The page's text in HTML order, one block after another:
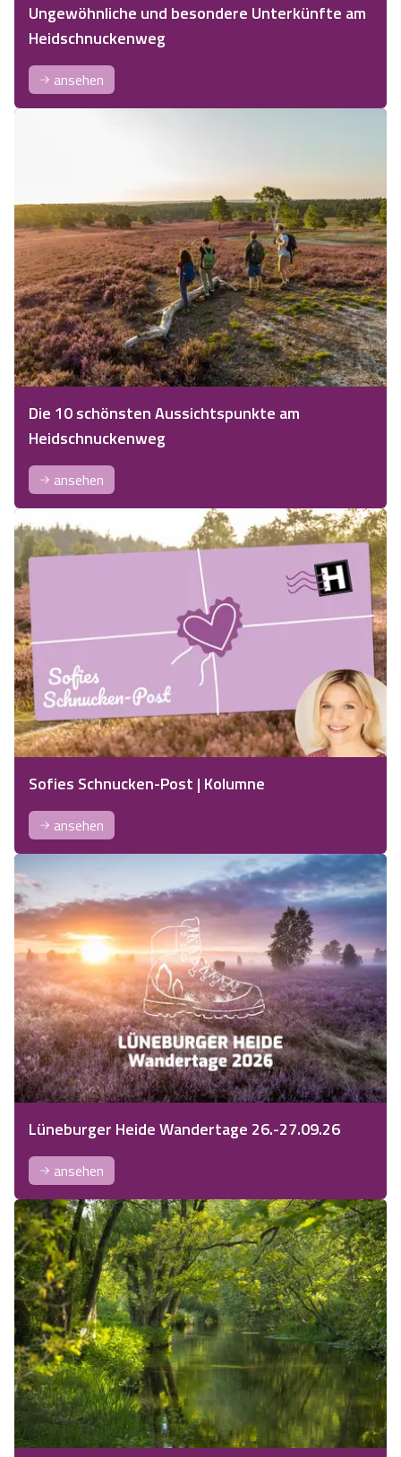
Ungewöhnliche und besondere Unterkünfte am
Heidschnuckenweg
ansehen
Die 10 schönsten Aussichtspunkte am
Heidschnuckenweg
ansehen
Sofies Schnucken-Post | Kolumne
ansehen
Lüneburger Heide Wandertage 26.-27.09.26
ansehen